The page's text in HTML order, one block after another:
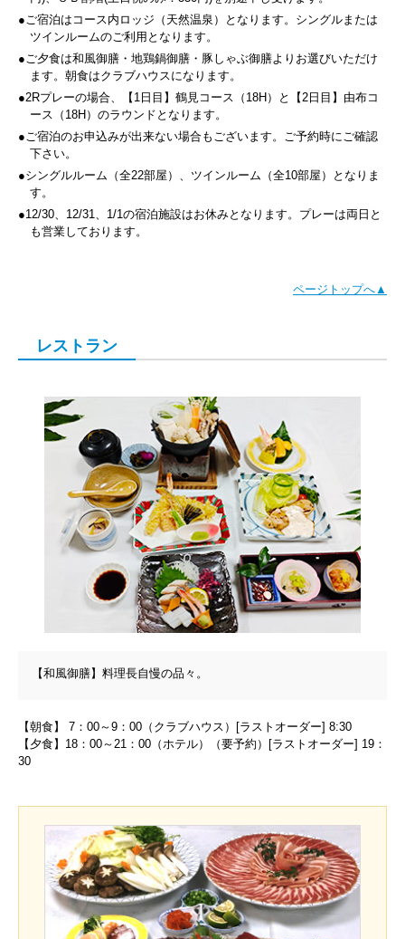
●ご宿泊はコース内ロッジ（天然温泉）となります。シングルまたは
ツインルームのご利用となります。
●ご夕食は和風御膳・地鶏鍋御膳・豚しゃぶ御膳よりお選びいただけ
ます。朝食はクラブハウスになります。
●2Rプレーの場合、【1日目】鶴見コース（18H）と【2日目】由布コ
ース（18H）のラウンドとなります。
●ご宿泊のお申込みが出来ない場合もございます。ご予約時にご確認
下さい。
●シングルルーム（全22部屋）、ツインルーム（全10部屋）となりま
す。
●12/30、12/31、1/1の宿泊施設はお休みとなります。プレーは両日と
も営業しております。
ページトップへ▲
レストラン
【和風御膳】料理長自慢の品々。
【朝食】 7：00～9：00（クラブハウス）[ラストオーダー] 8:30
【夕食】18：00～21：00（ホテル）（要予約）[ラストオーダー] 19：
30